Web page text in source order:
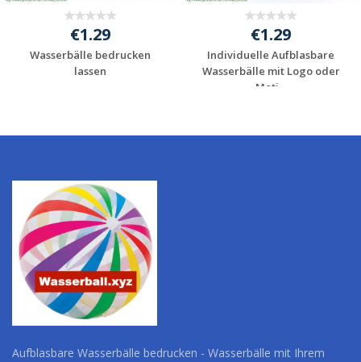
€1.29
Wasserbälle bedrucken
lassen
anfragen
€1.29
Individuelle Aufblasbare
Wasserbälle mit Logo oder
Moti...
anfragen
Aufblasbare Wasserbälle bedrucken - Wasserbälle mit Ihrem